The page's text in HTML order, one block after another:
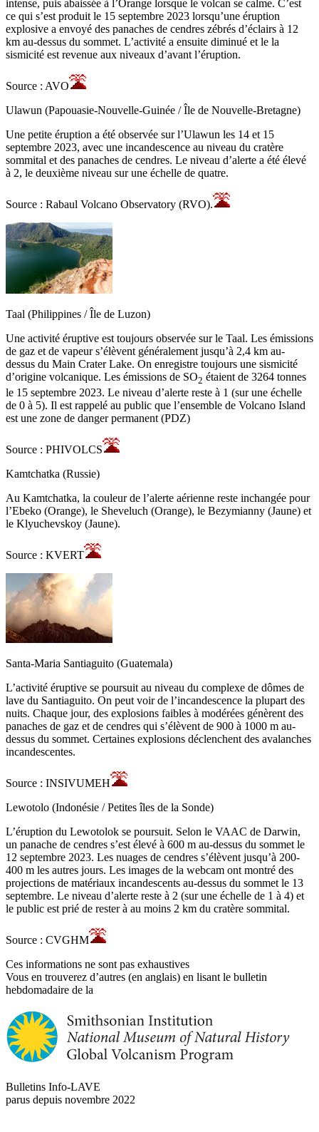
intense, puis abaissée à l’Orange lorsque le volcan se calme. C’est
ce qui s’est produit le 15 septembre 2023 lorsqu’une éruption
explosive a envoyé des panaches de cendres zébrés d’éclairs à 12
km au-dessus du sommet. L’activité a ensuite diminué et le la
sismicité est revenue aux niveaux d’avant l’éruption.
Source : AVO
Ulawun (Papouasie-Nouvelle-Guinée / Île de Nouvelle-Bretagne)
Une petite éruption a été observée sur l’Ulawun les 14 et 15
septembre 2023, avec une incandescence au niveau du cratère
sommital et des panaches de cendres. Le niveau d’alerte a été élevé
à 2, le deuxième niveau sur une échelle de quatre.
Source : Rabaul Volcano Observatory (RVO).
Taal (Philippines / Île de Luzon)
Une activité éruptive est toujours observée sur le Taal. Les émissions
de gaz et de vapeur s’élèvent généralement jusqu’à 2,4 km au-
dessus du Main Crater Lake. On enregistre toujours une sismicité
d’origine volcanique. Les émissions de SO2 étaient de 3264 tonnes
le 15 septembre 2023. Le niveau d’alerte reste à 1 (sur une échelle
de 0 à 5). Il est rappelé au public que l’ensemble de Volcano Island
est une zone de danger permanent (PDZ)
Source : PHIVOLCS
Kamtchatka (Russie)
Au Kamtchatka, la couleur de l’alerte aérienne reste inchangée pour
l’Ebeko (Orange), le Sheveluch (Orange), le Bezymianny (Jaune) et
le Klyuchevskoy (Jaune).
Source : KVERT
Santa-Maria Santiaguito (Guatemala)
L’activité éruptive se poursuit au niveau du complexe de dômes de
lave du Santiaguito. On peut voir de l’incandescence la plupart des
nuits. Chaque jour, des explosions faibles à modérées génèrent des
panaches de gaz et de cendres qui s’élèvent de 900 à 1000 m au-
dessus du sommet. Certaines explosions déclenchent des avalanches
incandescentes.
Source : INSIVUMEH
Lewotolo (Indonésie / Petites îles de la Sonde)
L’éruption du Lewotolok se poursuit. Selon le VAAC de Darwin,
un panache de cendres s’est élevé à 600 m au-dessus du sommet le
12 septembre 2023. Les nuages de cendres s’élèvent jusqu’à 200-
400 m les autres jours. Les images de la webcam ont montré des
projections de matériaux incandescents au-dessus du sommet le 13
septembre. Le niveau d’alerte reste à 2 (sur une échelle de 1 à 4) et
le public est prié de rester à au moins 2 km du cratère sommital.
Source : CVGHM
Ces informations ne sont pas exhaustives
Vous en trouverez d’autres (en anglais) en lisant le bulletin
hebdomadaire de la
Bulletins Info-LAVE
parus depuis novembre 2022